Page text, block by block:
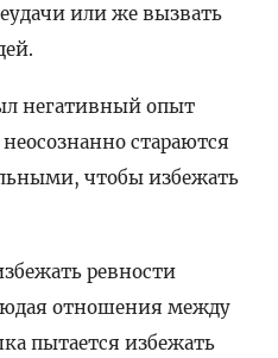
или же вызвать
негативный опыт
стараются
чтобы избежать
ревности
отношения между
пытается избежать